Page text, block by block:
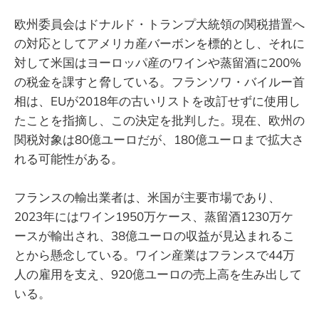
欧州委員会はドナルド・トランプ大統領の関税措置へ
の対応としてアメリカ産バーボンを標的とし、それに
対して米国はヨーロッパ産のワインや蒸留酒に200%
の税金を課すと脅している。フランソワ・バイルー首
相は、EUが2018年の古いリストを改訂せずに使用し
たことを指摘し、この決定を批判した。現在、欧州の
関税対象は80億ユーロだが、180億ユーロまで拡大さ
れる可能性がある。
フランスの輸出業者は、米国が主要市場であり、
2023年にはワイン1950万ケース、蒸留酒1230万ケ
ースが輸出され、38億ユーロの収益が見込まれるこ
とから懸念している。ワイン産業はフランスで44万
人の雇用を支え、920億ユーロの売上高を生み出して
いる。